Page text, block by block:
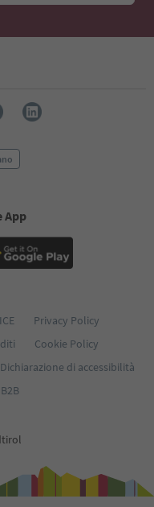
App
Privacy Policy
Cookie Policy
Dichiarazione di accessibilità